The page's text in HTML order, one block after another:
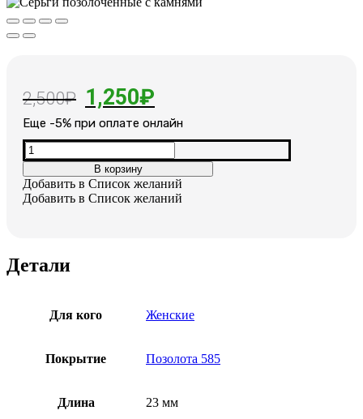
2,500₽ Первоначальная
цена
составляла
2,500₽.
1,250₽
цена:
1,250₽.
Еще -5% при оплате онлайн
Количество
товара
Серьги
позолоченные
с
В корзину
Добавить в Список желаний
Добавить в Список желаний
Детали
Для кого Женские
Покрытие Позолота 585
Длина 23 мм